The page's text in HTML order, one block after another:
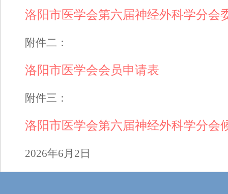
洛阳市医学会第六届神经外科学分会
附件二：
洛阳市医学会会员申请表
附件三：
洛阳市医学会第六届神经外科学分会
2026年6月 2 日